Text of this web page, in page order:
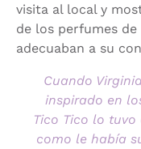
visita al local y
de los perfumes
adecuaban a su
Cuando
inspirado en
Tico Tico lo
como le había